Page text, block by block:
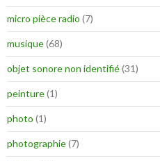
micro pièce radio (7)
musique(68)
objet sonore non identifié(31)
peinture(1)
photo (1)
photographie(7)